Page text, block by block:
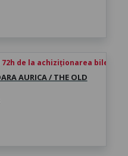
de la achiziționarea biletului
AURICA / THE OLD